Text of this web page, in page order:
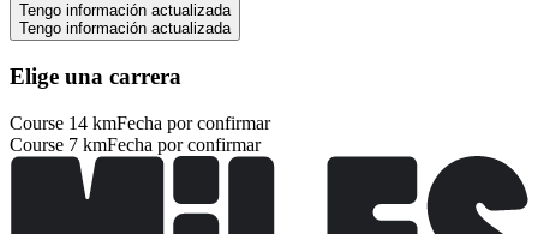
Tengo información actualizada
Tengo información actualizada
Elige una carrera
Course 14 kmFecha por confirmar
Course 7 kmFecha por confirmar